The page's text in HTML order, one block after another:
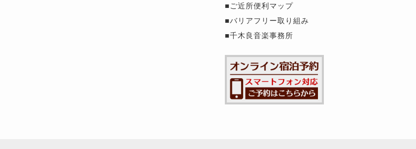
■ご近所便利マップ
■バリアフリー取り組み
■千木良音楽事務所